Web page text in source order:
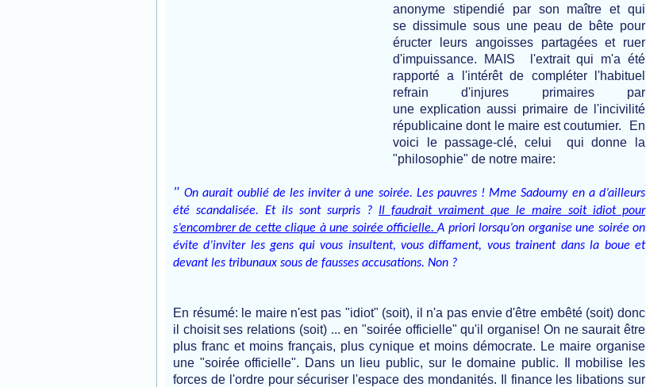
anonyme stipendié par son maître et qui
se dissimule sous une peau de bête pour
éructer leurs
angoisses partagées et ruer
d'impuissance. MAIS
l'extrait qui m'a été
rapporté a l'intérêt de compléter l'habituel
refrain d'injures primaires par
une explication aussi primaire de l'incivilité
républicaine dont le maire est coutumier.
En
voici
le passage-clé, celui
qui donne la
"philosophie" de notre maire:
"On aurait oublié de les inviter à une soirée. Les pauvres ! Mme Sadourny en a d’ailleurs
été scandalisée. Et ils sont surpris ? Il faudrait vraiment que le maire soit idiot pour
s’encombrer de cette clique à une soirée officielle. A priori lorsqu’on organise une soirée on
évite d’inviter les gens qui vous insultent, vous diffament, vous trainent dans la boue et
devant les tribunaux sous de fausses accusations. Non ?
En résumé: le maire n'est pas "idiot" (soit), il n'a pas envie d'être embêté (soit) donc
il choisit ses relations (soit) ... en "soirée officielle" qu'il organise! On ne saurait être
plus franc et moins français, plus cynique et moins démocrate. Le maire organise
une "soirée officielle". Dans un lieu public, sur le domaine public.
Il mobilise les
forces de l'ordre pour sécuriser l'espace des mondanités. Il finance les libations sur